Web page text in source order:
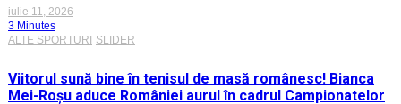
iulie 11, 2026
3 Minutes
ALTE SPORTURI
SLIDER
Viitorul sună bine în tenisul de masă românesc! Bianca
Mei-Roșu aduce României aurul în cadrul Campionatelor